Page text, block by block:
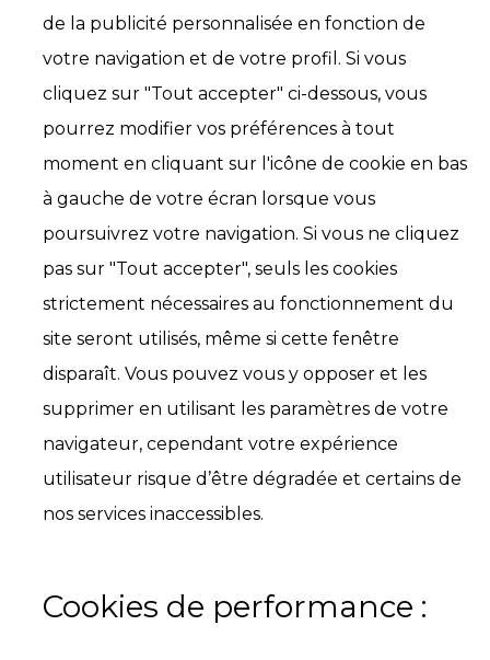
de la publicité personnalisée en fonction de
votre navigation et de votre profil. Si vous
cliquez sur "Tout accepter" ci-dessous, vous
pourrez modifier vos préférences à tout
moment en cliquant sur l'icône de cookie en bas
à gauche de votre écran lorsque vous
poursuivrez votre navigation. Si vous ne cliquez
pas sur "Tout accepter", seuls les cookies
strictement nécessaires au fonctionnement du
site seront utilisés, même si cette fenêtre
disparaît. Vous pouvez vous y opposer et les
supprimer en utilisant les paramètres de votre
navigateur, cependant votre expérience
utilisateur risque d’être dégradée et certains de
nos services inaccessibles.
Cookies de performance :